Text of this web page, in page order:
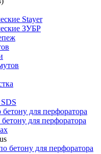
Stayer
ЗУБР
для перфоратора
для перфоратора
бетону для перфоратора